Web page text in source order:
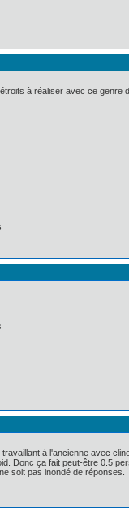
à réaliser avec ce genre
à l'ancienne avec
Donc ça fait peut-être 0.5
soit pas inondé de réponses.